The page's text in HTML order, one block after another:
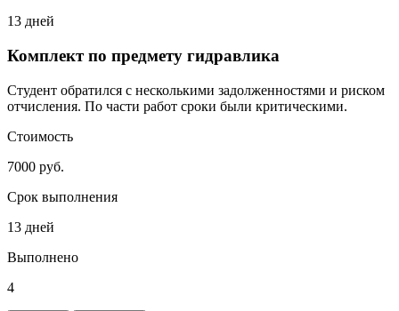
13 дней
Комплект по предмету гидравлика
Студент обратился с несколькими задолженностями и риском
отчисления. По части работ сроки были критическими.
Стоимость
7000 руб.
Срок выполнения
13 дней
Выполнено
4